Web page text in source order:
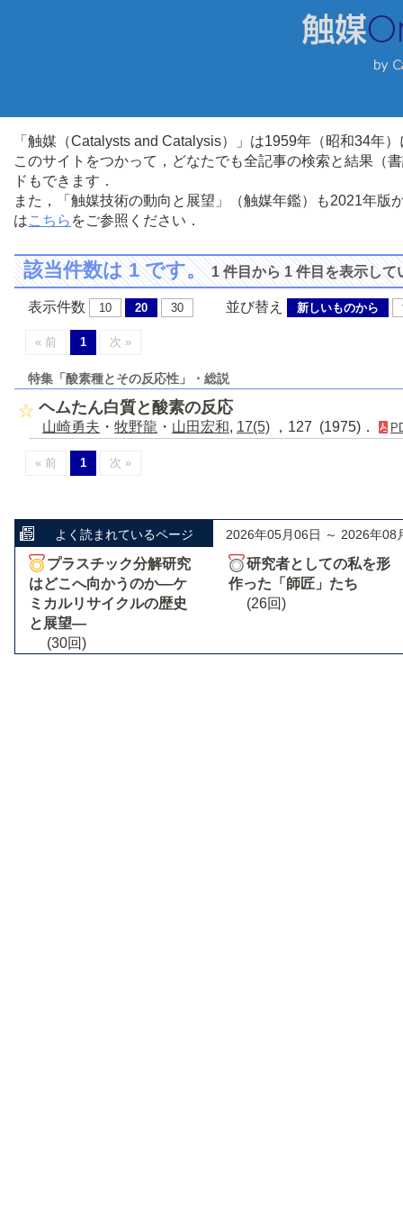
「触媒（Catalysts and Catalysis）」は1959年（昭和34年
このサイトをつかって，どなたでも全記事の検索と結果（
ドもできます．
また，「触媒技術の動向と展望」（触媒年鑑）も2021年
はこちら をご参照ください．
該当件数は 1 です。1 件目から 1 件目を表示して
表示件数 10 20 30 並び替え 新しいものから
« 前 1 次 »
特集「酸素種とその反応性」・総説
ヘムたん白質と酸素の反応
山崎勇夫 ・ 牧野龍 ・ 山田宏和, 17(5) ，127 (1975)．
« 前 1 次 »
よく読まれているページ 2026年05月06日 ～ 2026年08
プラスチック分解研究
はどこへ向かうのか―ケ
ミカルリサイクルの歴史
と展望―
(30回)
研究者としての私を形
作った「師匠」たち
(26回)